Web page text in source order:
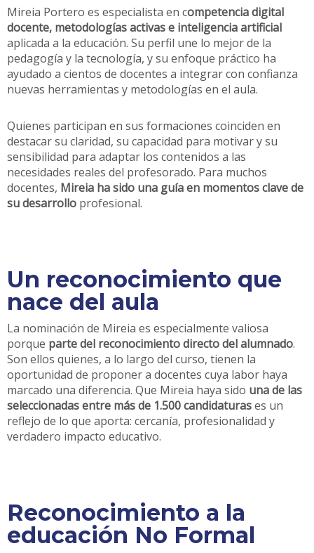
Mireia Portero es especialista en competencia digital
docente, metodologías activas e inteligencia artificial
aplicada a la educación. Su perfil une lo mejor de la
pedagogía y la tecnología, y su enfoque práctico ha
ayudado a cientos de docentes a integrar con confianza
nuevas herramientas y metodologías en el aula.
Quienes participan en sus formaciones coinciden en
destacar su claridad, su capacidad para motivar y su
sensibilidad para adaptar los contenidos a las
necesidades reales del profesorado. Para muchos
docentes, Mireia ha sido una guía en momentos clave de
su desarrollo profesional.
Un reconocimiento que
nace del aula
La nominación de Mireia es especialmente valiosa
porque parte del reconocimiento directo del alumnado.
Son ellos quienes, a lo largo del curso, tienen la
oportunidad de proponer a docentes cuya labor haya
marcado una diferencia. Que Mireia haya sido una de las
seleccionadas entre más de 1.500 candidaturases un
reflejo de lo que aporta: cercanía, profesionalidad y
verdadero impacto educativo.
Reconocimiento a la
educación No Formal